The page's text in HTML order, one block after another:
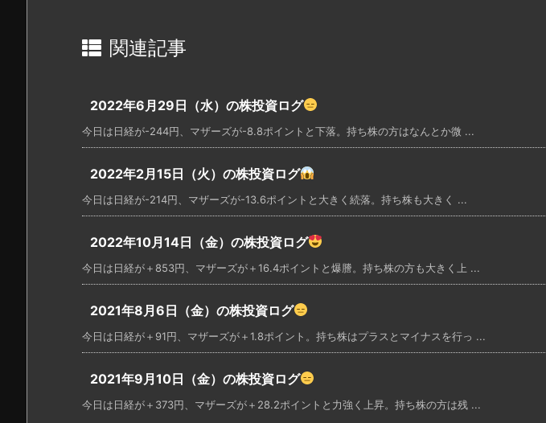
関連記事
2022年6月29日（水）の株投資ログ
今日は日経が-244円、マザーズが-8.8ポイントと下落。持ち株の方はなんとか微 ...
2022年2月15日（火）の株投資ログ
今日は日経が-214円、マザーズが-13.6ポイントと大きく続落。持ち株も大きく ...
2022年10月14日（金）の株投資ログ
今日は日経が＋853円、マザーズが＋16.4ポイントと爆謄。持ち株の方も大きく上 ...
2021年8月6日（金）の株投資ログ
今日は日経が＋91円、マザーズが＋1.8ポイント。持ち株はプラスとマイナスを行っ ...
2021年9月10日（金）の株投資ログ
今日は日経が＋373円、マザーズが＋28.2ポイントと力強く上昇。持ち株の方は残 ...